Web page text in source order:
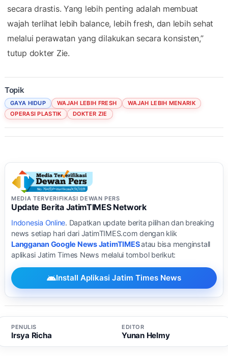
secara drastis. Yang lebih penting adalah membuat
wajah terlihat lebih balance, lebih fresh, dan lebih sehat
melalui perawatan yang dilakukan secara konsisten,”
tutup dokter Zie.
Topik
GAYA HIDUP WAJAH LEBIH FRESH
WAJAH LEBIH MENARIK
OPERASI PLASTIK
DOKTER ZIE
MEDIA TERVERIFIKASI DEWAN PERS
Update Berita JatimTIMES Network
Indonesia Online. Dapatkan update berita pilihan dan breaking
news setiap hari dari JatimTIMES.com dengan klik
Langganan Google News JatimTIMESatau bisa menginstall
aplikasi Jatim Times News melalui tombol berikut:
Install Aplikasi Jatim Times News
PENULIS
Irsya Richa
EDITOR
Yunan Helmy